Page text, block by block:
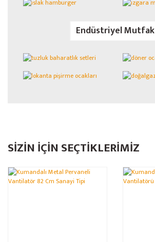
Endüstriyel Mutfak
SİZİN İÇİN SEÇTİKLERİMİZ
%13